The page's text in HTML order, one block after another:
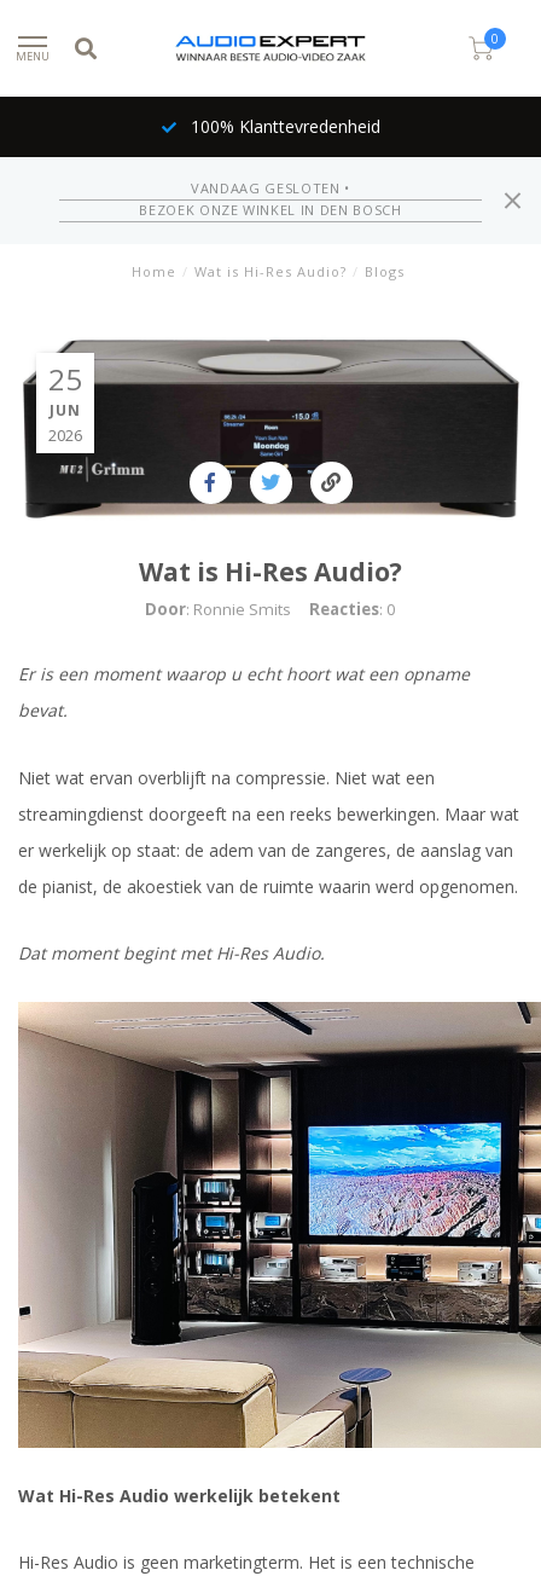
MENU
0
Inruil mogelijk
VANDAAG GESLOTEN •
BEZOEK ONZE WINKEL IN DEN BOSCH
Home / Wat is Hi-Res Audio? / Blogs
25
JUN
2026
Wat is Hi-Res Audio?
Door: Ronnie Smits Reacties: 0
Er is een moment waarop u echt hoort wat een opname
bevat.
Niet wat ervan overblijft na compressie. Niet wat een
streamingdienst doorgeeft na een reeks bewerkingen. Maar wat
er werkelijk op staat: de adem van de zangeres, de aanslag van
de pianist, de akoestiek van de ruimte waarin werd opgenomen.
Dat moment begint met Hi-Res Audio.
Wat Hi-Res Audio werkelijk betekent
Hi-Res Audio is geen marketingterm. Het is een technische